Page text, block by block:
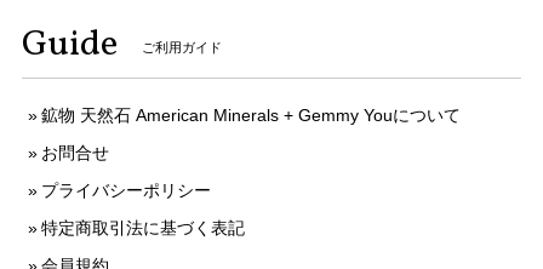
Guide ご利用ガイド
鉱物 天然石 American Minerals + Gemmy Youについて
お問合せ
プライバシーポリシー
特定商取引法に基づく表記